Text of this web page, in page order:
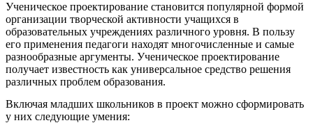
Ученическое проектирование становится популярной формой
организации творческой активности учащихся в
образовательных учреждениях различного уровня. В пользу
его применения педагоги находят многочисленные и самые
разнообразные аргументы. Ученическое проектирование
получает известность как универсальное средство решения
различных проблем образования.
Включая младших школьников в проект можно сформировать
у них следующие умения: